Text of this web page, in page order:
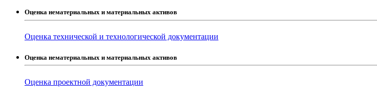
Оценка нематериальных и материальных активов
Оценка технической и технологической документации
Оценка нематериальных и материальных активов
Оценка проектной документации